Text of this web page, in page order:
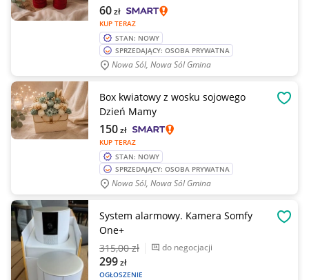
KUP TERAZ
60zł
STAN: NOWY
SPRZEDAJĄCY: OSOBA PRYWATNA
Nowa Sól, Nowa Sól Gmina
Box kwiatowy z wosku sojowego
Dzień Mamy
KUP TERAZ
150zł
STAN: NOWY
SPRZEDAJĄCY: OSOBA PRYWATNA
Nowa Sól, Nowa Sól Gmina
System alarmowy. Kamera Somfy
One+
315,00 zł do negocjacji
OGŁOSZENIE
299zł